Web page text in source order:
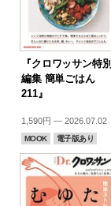
『クロワッサン特別
編集 簡単ごはん
211』
1,590円 — 2026.07.02
MOOK 電子版あり